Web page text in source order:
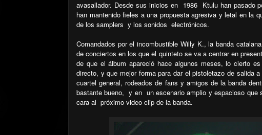
avasallador. Desde sus inicios en 1986 Ktulu han pasado
han mantenido fieles a una propuesta agresiva y letal en la
de los samplers y los sonidos electrónicos.
Comandados por el incombustible Willy K., la banda
de conciertos en los que el quinteto se va a centrar en
de que el álbum apareció hace algunos meses, lo cierto
directo, y que mejor forma para dar el pistoletazo de salida
cuartel general, rodeados de fans y amigos de la banda
bastante bueno, y en un escenario amplio y espacioso que
cara al próximo video clip de la banda.